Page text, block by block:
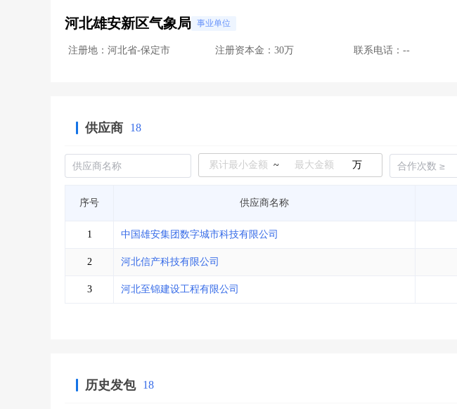
河北雄安新区气象局 事业单位
注册地：河北省-保定市 注册资本金：30万 联系电话：--
供应商 18
~ 万
序号 供应商名称
1 中国雄安集团数字城市科技有限公司
2 河北信产科技有限公司
3 河北至锦建设工程有限公司
历史发包 18